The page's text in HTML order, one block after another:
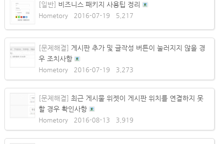
[일반] 비즈니스 패키지 사용팁 정리
Hometory 2016-07-19 5,217
[문제해결] 게시판 추가 및 글작성 버튼이 눌러지지 않을 경
우 조치사항
Hometory 2016-07-19 3,273
[문제해결] 최근 게시물 위젯이 게시판 위치를 연결하지 못
할 경우 확인사항
Hometory 2016-08-13 3,919